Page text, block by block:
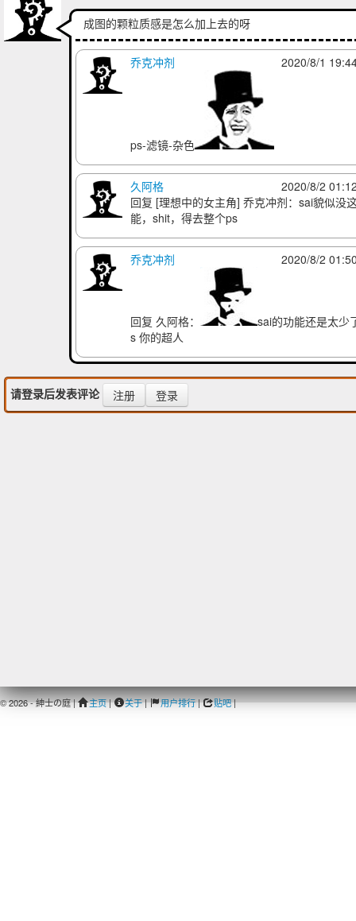
成图的颗粒质感是怎么加上去的呀
2020/8/1
乔克冲剂
ps-滤镜-杂色
2020/8/2
久阿格
回复 [理想中的女主角] 乔克冲剂：sai貌似没
能，shit，得去整个ps
2020/8/2
乔克冲剂
回复久阿格：
sai的功能还是太少
s 你的超人
请登录后发表评论 注册 登录
© 2026 - 紳士の庭 | 主页| 关于| 用户排行| 贴吧|